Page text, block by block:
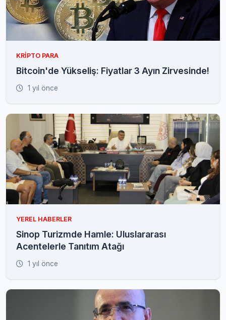
KRIPTO PARA
Bitcoin'de Yükseliş: Fiyatlar 3 Ayın Zirvesinde!
1 yıl önce
YEREL HABERLER
Sinop Turizmde Hamle: Uluslararası
Acentelerle Tanıtım Atağı
1 yıl önce